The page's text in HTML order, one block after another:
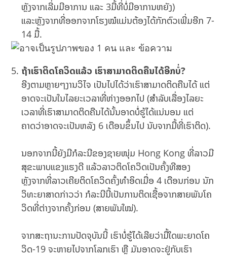
ຫຼັງຈາກເລີ່ມມີອາການ ແລະ 3ມື້ທີ່ບໍ່ມີອາການຫຍັງ)
ແລະຫຼັງຈາກທີ່ອອກຈາກໂຮງໝໍແມ່ນຕ້ອງໄດ້ກັກຕົວເພີ່ມອີກ 7-
14 ມື້.
ຖ້າເຮົາຕິດໂຄວິດແລ້ວ ເຮົາສາມາດຕິດຄືນໄດ້ອີກບໍ່?
ອີງຕາມຫຼາຍໆງານວິໄຈ ເປັນໄປໄດ້ວ່າເຮົາສາມາດຕິດຄືນໄດ້ ແຕ່
ອາດຈະເປັນໃນໄລຍະເວລາທີ່ຫ່າງອອກໄປ (ສຳລັບເລື່ອງໄລຍະ
ເວລາທີ່ເຮົາສາມາດຕິດຄືນໄດ້ນັ້ນອາດບໍ່ຮູ້ໄດ້ແນ່ນອນ ແຕ່
ຄາດວ່າອາດຈະເປັນຫລັງ 6 ເດືອນຂຶ້ນໄປ ນັບຈາກມື້ທີ່ເຮົາຕິດ).
ນອກຈາກນີ້ຍັງມີກໍລະນີຂອງຊາຍໜຸ່ມ Hong Kong ທີ່ລາວມີ
ສຸຂະພາບແຂງແຮງດີ ແລ້ວລາວຕິດໂຄວິດເປັນຄັ້ງທີສອງ
ຫຼັງຈາກທີ່ລາວເຄີຍຕິດໂຄວິດຄັ້ງທຳອິດເມື່ອ 4 ເດືອນກ່ອນ ນັກ
ວິທະຍາສາດກ່າວວ່າ ກໍລະນີນີ້ເປັນການຕິດເຊື້ອຈາກສາຍພັນໂຄ
ວິດທີ່ຕ່າງຈາກຄັ້ງກ່ອນ (ສາຍພັນໃໝ່).
ຈາກສະຖານະການປັດຈຸບັນນີ້ ເຮົາບໍ່ຮູ້ໄດ້ເລີຍວ່າມື້ໃດພະຍາດໂຄ
ວິດ-19 ຈະຫາຍໄປຈາກໂລກເຮົາ ຫຼື ມັນອາດຈະຢູ່ກັບເຮົາ